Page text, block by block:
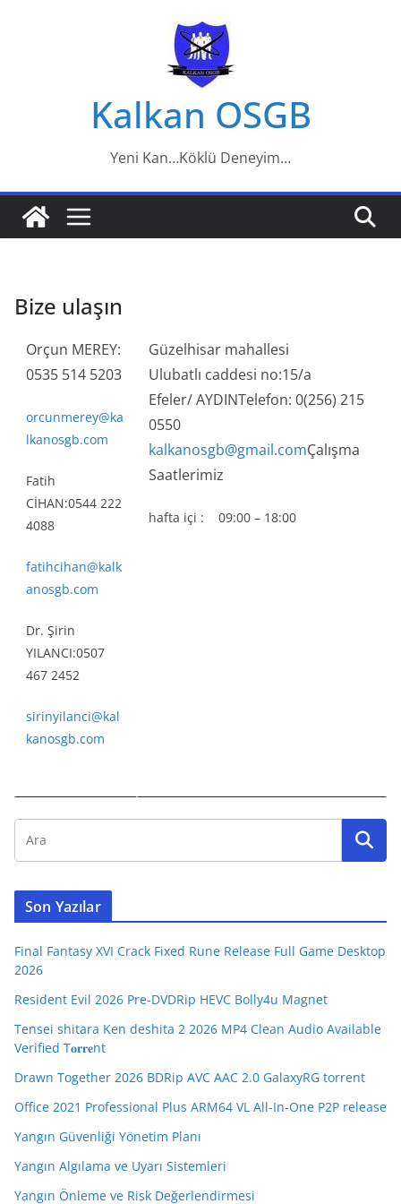
Kalkan OSGB
Yeni Kan…Köklü Deneyim…
Bize ulaşın
Orçun MEREY:
0535 514 5203
orcunmerey@ka
lkanosgb.com
Fatih
CİHAN:0544 222
4088
fatihcihan@kalk
anosgb.com
Dr. Şirin
YILANCI:0507
467 2452
sirinyilanci@kal
kanosgb.com
Güzelhisar mahallesi
Ulubatlı caddesi no:15/a
Efeler/ AYDINTelefon: 0(256) 215
0550
kalkanosgb@gmail.comÇalışma
Saatlerimiz
hafta içi : 09:00 – 18:00
Son Yazılar
Final Fantasy XVI Crack Fixed Rune Release Full Game Desktop
2026
Resident Evil 2026 Pre-DVDRip HEVC Bolly4u Magnet
Tensei shitara Ken deshita 2 2026 MP4 Clean Audio Available
Verified T𝐨𝐫𝐫𝐞nt
Drawn Together 2026 BDRip AVC AAC 2.0 GalaxyRG torrent
Office 2021 Professional Plus ARM64 VL All-In-One P2P release
Yangın Güvenliği Yönetim Planı
Yangın Algılama ve Uyarı Sistemleri
Yangın Önleme ve Risk Değerlendirmesi